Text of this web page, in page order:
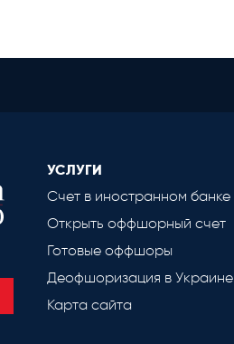
УСЛУГИ
Счет в иностранном банке
Открыть оффшорный счет
Готовые оффшоры
Деофшоризация в Украине
Карта сайта